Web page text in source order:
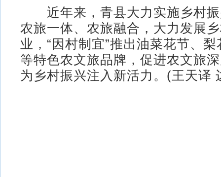
近年来，青县大力实施乡村振
农旅一体、农旅融合，大力发展
业，“因村制宜”推出油菜花节、
等特色农文旅品牌，促进农文旅
为乡村振兴注入新活力。(王天译